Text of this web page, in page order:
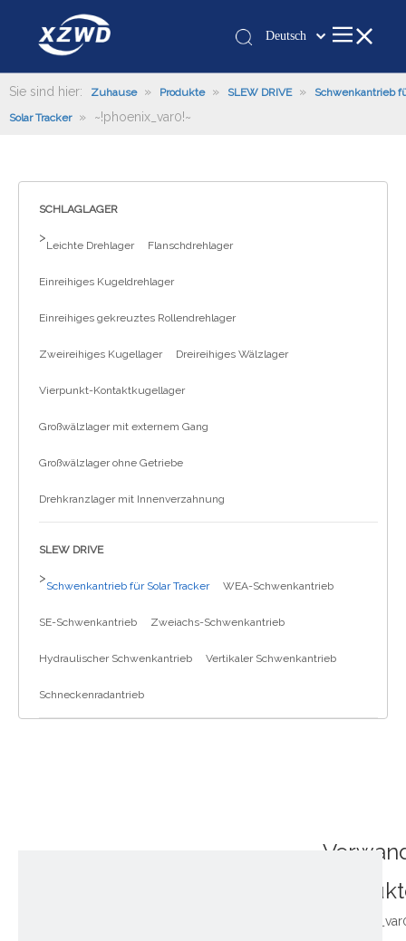
Deutsch
românesc
العربية
Sie sind hier: Zuhause » Produkte » SLEW DRIVE »
Schwenkantrieb
Solar Tracker
» ~!phoenix_var0!~
SCHLAGLAGER
>
Leichte Drehlager Flanschdrehlager
Einreihiges Kugeldrehlager
Einreihiges gekreuztes Rollendrehlager
Zweireihiges Kugellager Dreireihiges Wälzlager
Vierpunkt-Kontaktkugellager
Großwälzlager mit externem Gang
Großwälzlager ohne Getriebe
Drehkranzlager mit Innenverzahnung
SLEW DRIVE
>
Schwenkantrieb für Solar Tracker WEA-Schwenkantrieb
SE-Schwenkantrieb Zweiachs-Schwenkantrieb
Hydraulischer Schwenkantrieb Vertikaler Schwenkantrieb
Schneckenradantrieb